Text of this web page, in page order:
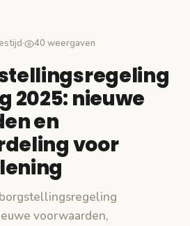
· 40 weergaven
2025: nieuwe
en
voor
voorwaarden,